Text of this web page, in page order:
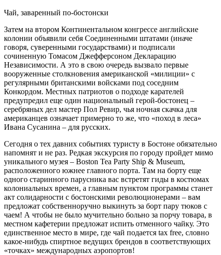
Чай, заваренный по-бостонски
Затем на втором Континентальном конгрессе английские
колонии объявили себя Соединенными штатами (иначе
говоря, суверенными государствами) и подписали
сочиненную Томасом Джефферсоном Декларацию
Независимости. А это в свою очередь вызвало первые
вооруженные столкновения американской «милиции» с
регулярными британскими войсками под соседним
Конкордом. Местных патриотов о подходе карателей
предупредил еще один национальный герой-бостонец –
серебряных дел мастер Пол Ревир, чья ночная скачка для
американцев означает примерно то же, что «поход в леса»
Ивана Сусанина – для русских.
Сегодня о тех давних событиях туристу в Бостоне обязательно
напомнят и не раз. Редкая экскурсия по городу пройдет мимо
уникального музея – Boston Tea Party Ship & Museum,
расположенного южнее главного порта. Там на борту еще
одного старинного парусника вас встретят гиды в костюмах
колониальных времен, а главным пунктом программы станет
акт солидарности с бостонскими революционерами – вам
предложат собственноручно выкинуть за борт пару тюков с
чаем! А чтобы не было мучительно больно за порчу товара, в
местном кафетерии предложат испить отменного чайку. Это
единственное место в мире, где чай подается tax free, словно
какое-нибудь спиртное ведущих брендов в соответствующих
«точках» международных аэропортов!